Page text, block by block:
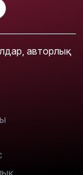
авторлық